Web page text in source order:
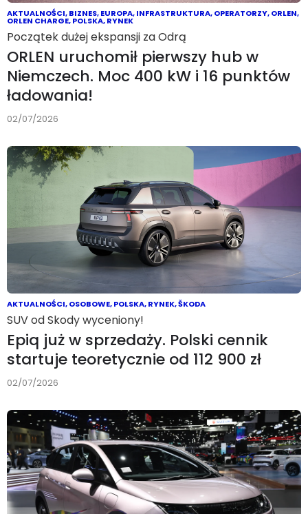
AKTUALNOŚCI,BIZNES,EUROPA,INFRASTRUKTURA,OPERATORZY,ORLEN,
ORLEN CHARGE,POLSKA,RYNEK
Początek dużej ekspansji za Odrą
ORLEN uruchomił pierwszy hub w
Niemczech. Moc 400 kW i 16 punktów
ładowania!
02/07/2026
AKTUALNOŚCI,OSOBOWE,POLSKA,RYNEK,ŠKODA
SUV od Skody wyceniony!
Epiq już w sprzedaży. Polski cennik
startuje teoretycznie od 112 900 zł
02/07/2026